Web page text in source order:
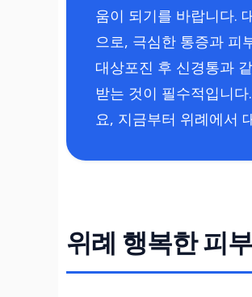
움이 되기를 바랍니다.
으로, 극심한 통증과 피
대상포진 후 신경통과
받는 것이 필수적입니
요, 지금부터 위례에서
위례 행복한 피